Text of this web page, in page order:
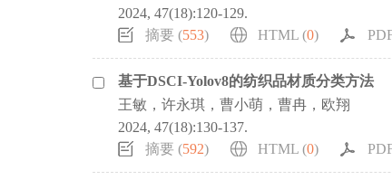
2024, 47(18):120-129.
摘要 (553) HTML (0)
基于DSCI-Yolov8的纺织品材质分类方法
王敏，许永琪，曹小萌，曹冉，欧翔
2024, 47(18):130-137.
摘要 (592) HTML (0)